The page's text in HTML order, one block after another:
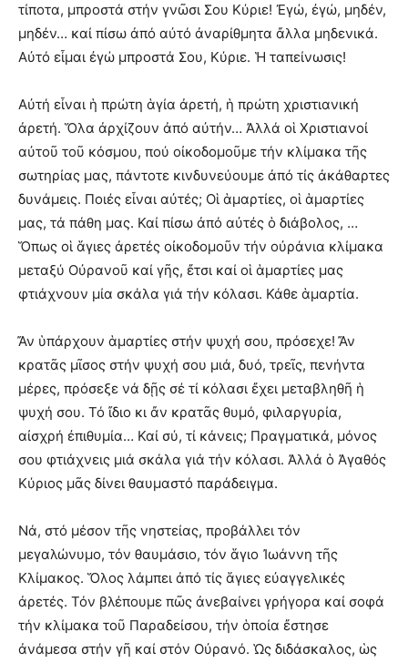
τίποτα, μπροστά στήν γνῶσι Σου Κύριε! Ἐγώ, ἐγώ, μηδέν,
μηδέν… καί πίσω ἀπό αὐτό ἀναρίθμητα ἄλλα μηδενικά.
Αὐτό εἶμαι ἐγώ μπροστά Σου, Κύριε. Ἡ ταπείνωσις!
Αὐτή εἶναι ἡ πρώτη ἁγία ἀρετή, ἡ πρώτη χριστιανική
ἀρετή. Ὅλα ἀρχίζουν ἀπό αὐτήν… Ἀλλά οἱ Χριστιανοί
αὐτοῦ τοῦ κόσμου, πού οἰκοδομοῦμε τήν κλίμακα τῆς
σωτηρίας μας, πάντοτε κινδυνεύουμε ἀπό τίς ἀκάθαρτες
δυνάμεις. Ποιές εἶναι αὐτές; Οἱ ἁμαρτίες, οἱ ἁμαρτίες
μας, τά πάθη μας. Καί πίσω ἀπό αὐτές ὁ διάβολος, …
Ὅπως οἱ ἅγιες ἀρετές οἰκοδομοῦν τήν οὐράνια κλίμακα
μεταξύ Οὐρανοῦ καί γῆς, ἔτσι καί οἱ ἁμαρτίες μας
φτιάχνουν μία σκάλα γιά τήν κόλασι. Κάθε ἁμαρτία.
Ἄν ὑπάρχουν ἁμαρτίες στήν ψυχή σου, πρόσεχε! Ἄν
κρατᾶς μῖσος στήν ψυχή σου μιά, δυό, τρεῖς, πενήντα
μέρες, πρόσεξε νά δῇς σέ τί κόλασι ἔχει μεταβληθῆ ἡ
ψυχή σου. Τό ἴδιο κι ἄν κρατᾶς θυμό, φιλαργυρία,
αἰσχρή ἐπιθυμία… Καί σύ, τί κάνεις; Πραγματικά, μόνος
σου φτιάχνεις μιά σκάλα γιά τήν κόλασι. Ἀλλά ὁ Ἀγαθός
Κύριος μᾶς δίνει θαυμαστό παράδειγμα.
Νά, στό μέσον τῆς νηστείας, προβάλλει τόν
μεγαλώνυμο, τόν θαυμάσιο, τόν ἅγιο Ἰωάννη τῆς
Κλίμακος. Ὅλος λάμπει ἀπό τίς ἅγιες εὐαγγελικές
ἀρετές. Τόν βλέπουμε πῶς ἀνεβαίνει γρήγορα καί σοφά
τήν κλίμακα τοῦ Παραδείσου, τήν ὁποία ἔστησε
ἀνάμεσα στήν γῆ καί στόν Οὐρανό. Ὡς διδάσκαλος, ὡς